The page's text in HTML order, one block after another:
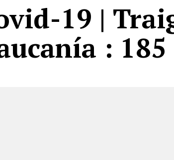
19 |
: 185